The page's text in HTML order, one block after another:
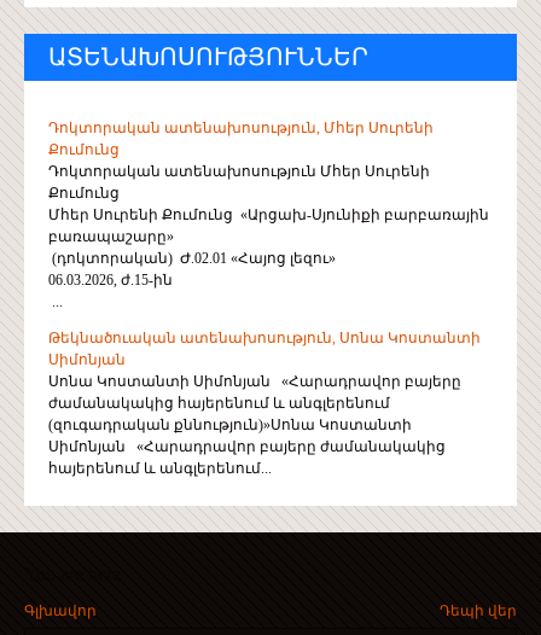
ԱՏԵՆԱԽՈՍՈՒԹՅՈՒՆՆԵՐ
Դոկտորական ատենախոսություն, Մհեր Սուրենի
Քումունց
Դոկտորական ատենախոսություն Մհեր Սուրենի
Քումունց
Մհեր Սուրենի Քումունց «Արցախ-Սյունիքի բարբառային
բառապաշարը»
(դոկտորական) Ժ.02.01 «Հայոց լեզու»
06.03.2026, ժ.15-ին
...
Թեկնածուական ատենախոսություն, Սոնա Կոստանտի
Սիմոնյան
Սոնա Կոստանտի Սիմոնյան «Հարադրավոր բայերը
ժամանակակից հայերենում և անգլերենում
(զուգադրական քննություն)»Սոնա Կոստանտի
Սիմոնյան «Հարադրավոր բայերը ժամանակակից
հայերենում և անգլերենում...
Գլխավոր Դեպի վեր